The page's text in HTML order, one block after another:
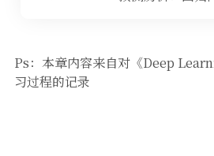
Ps：本章内容来自对《Deep
习过程的记录